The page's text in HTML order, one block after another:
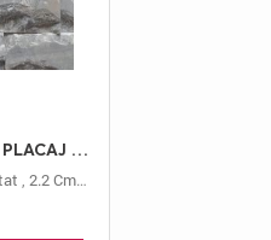
MARMURA PETRA GREY PLACAJ LX7.5 2.2 SCAPITAT
, 2.2 Cm,